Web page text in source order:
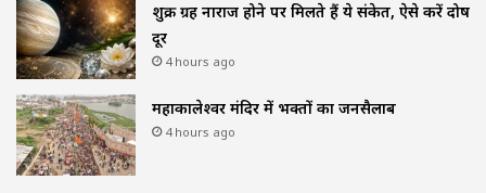
शुक्र ग्रह नाराज होने पर मिलते हैं ये संकेत, ऐसे करें दोष
दूर
4 hours ago
महाकालेश्वर मंदिर में भक्तों का जनसैलाब
4 hours ago